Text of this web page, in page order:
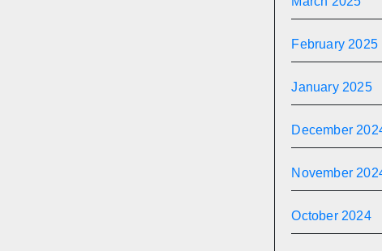
February 2025
January 2025
December
November
October 2024